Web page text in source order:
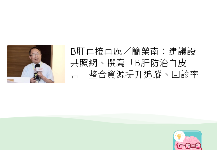
B肝再接再厲／簡榮南：建議設
共照網、撰寫「B肝防治白皮
書」整合資源提升追蹤、回診率